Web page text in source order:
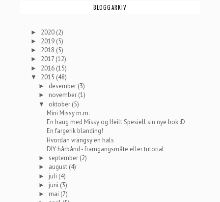
BLOGGARKIV
► 2020 (2)
► 2019 (5)
► 2018 (5)
► 2017 (12)
► 2016 (15)
▼ 2015 (48)
► desember (3)
► november (1)
▼ oktober (5)
Mini Missy m.m.
En haug med Missy og Heilt Spesiell sin nye bok :D
En fargerik blanding!
Hvordan vrangsy en hals
DIY hårbånd - framgangsmåte eller tutorial
►september (2)
► august (4)
► juli (4)
► juni (3)
► mai (7)